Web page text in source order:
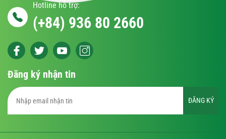
Hotline hỗ trợ:
(+84) 936 80 2660
Đăng ký nhận tin
ĐĂNG KÝ